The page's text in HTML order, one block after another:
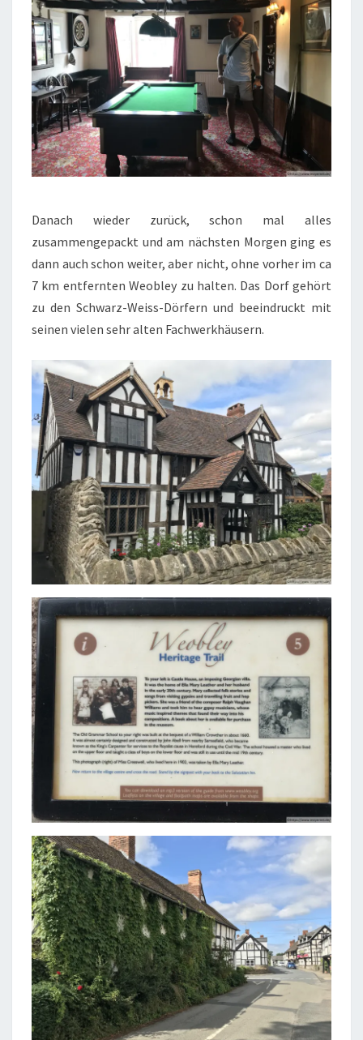
Danach wieder zurück, schon mal alles
zusammengepackt und am nächsten Morgen ging es
dann auch schon weiter, aber nicht, ohne vorher im ca
7 km entfernten Weobley zu halten. Das Dorf gehört
zu den Schwarz-Weiss-Dörfern und beeindruckt mit
seinen vielen sehr alten Fachwerkhäusern.